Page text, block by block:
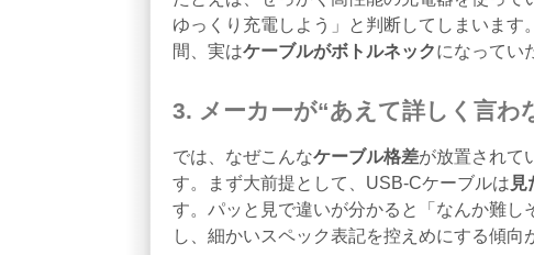
ゆっくり充電しよう」と判断してしまいま
間、実はケーブルがボトルネックになってい
3. メーカーが“あえて詳しく言わ
では、なぜこんなケーブル格差が放置されて
す。まず大前提として、USB‑Cケーブルは 見
す。パッと見で違いが分かると「なんか難
し、細かいスペック表記を控えめにする傾向